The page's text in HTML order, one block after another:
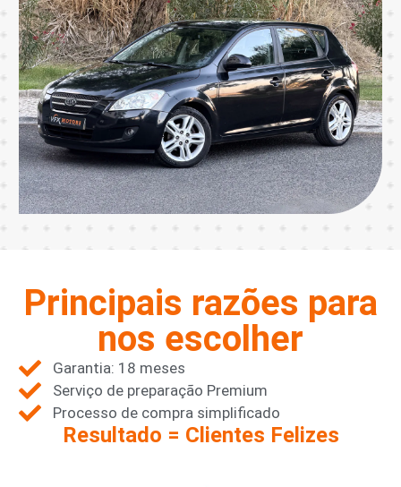
Principais razões para
nos escolher
Garantia: 18 meses
Serviço de preparação Premium
Processo de compra simplificado
Resultado = Clientes Felizes